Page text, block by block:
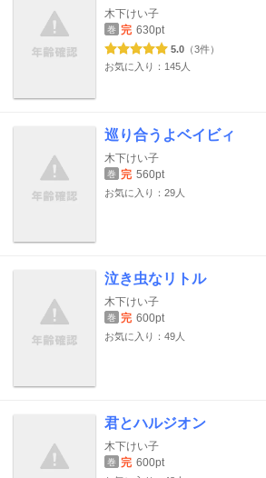
木下けい子
巻 完 630pt
5.0 （3件）
お気に入り：145人
巡り合うよベイビィ
木下けい子
巻 完 560pt
お気に入り：29人
泣き虫なリトル
木下けい子
巻 完 600pt
お気に入り：49人
君とハルジオン
木下けい子
巻 完 600pt